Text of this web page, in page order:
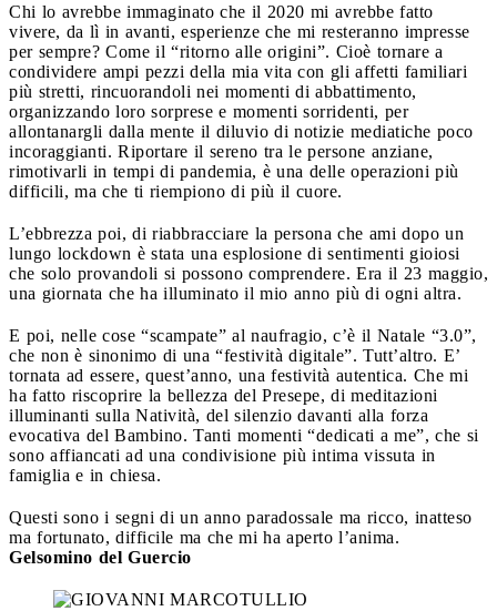
Chi lo avrebbe immaginato che il 2020 mi avrebbe fatto
vivere, da lì in avanti, esperienze che mi resteranno impresse
per sempre? Come il “ritorno alle origini”. Cioè tornare a
condividere ampi pezzi della mia vita con gli affetti familiari
più stretti, rincuorandoli nei momenti di abbattimento,
organizzando loro sorprese e momenti sorridenti, per
allontanargli dalla mente il diluvio di notizie mediatiche poco
incoraggianti. Riportare il sereno tra le persone anziane,
rimotivarli in tempi di pandemia, è una delle operazioni più
difficili, ma che ti riempiono di più il cuore.
L’ebbrezza poi, di riabbracciare la persona che ami dopo un
lungo lockdown è stata una esplosione di sentimenti gioiosi
che solo provandoli si possono comprendere. Era il 23 maggio,
una giornata che ha illuminato il mio anno più di ogni altra.
E poi, nelle cose “scampate” al naufragio, c’è il Natale “3.0”,
che non è sinonimo di una “festività digitale”. Tutt’altro. E’
tornata ad essere, quest’anno, una festività autentica. Che mi
ha fatto riscoprire la bellezza del Presepe, di meditazioni
illuminanti sulla Natività, del silenzio davanti alla forza
evocativa del Bambino. Tanti momenti “dedicati a me”, che si
sono affiancati ad una condivisione più intima vissuta in
famiglia e in chiesa.
Questi sono i segni di un anno paradossale ma ricco, inatteso
ma fortunato, difficile ma che mi ha aperto l’anima.
Gelsomino del Guercio